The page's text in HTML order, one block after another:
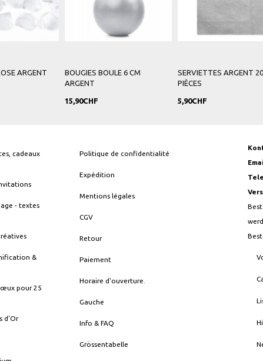
SERVIETTES ARGENT 20
SACS EN ORGANZA ARGENT
cadeaux
- textes
&
pour 25
d’Or
Politique de confidentialité
Expédition
Mentions légales
CGV
Retour
Paiement
Horaire d'ouverture.
Gauche
Info & FAQ
Grössentabelle